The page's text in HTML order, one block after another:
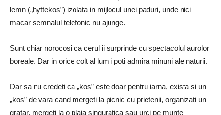
lemn („hyttekos”) izolata in mijlocul unei paduri, unde nici
macar semnalul telefonic nu ajunge.
Sunt chiar norocosi ca cerul ii surprinde cu spectacolul aurolor
boreale. Dar in orice colt al lumii poti admira minuni ale naturii.
Dar sa nu credeti ca „kos” este doar pentru iarna, exista si un
„kos” de vara cand mergeti la picnic cu prietenii, organizati un
gratar, mergeti la o plaja singuratica sau urci pe munte.